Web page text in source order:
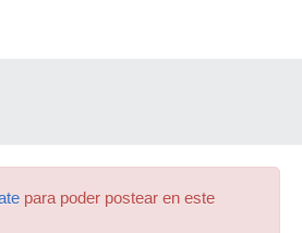
para poder postear en este